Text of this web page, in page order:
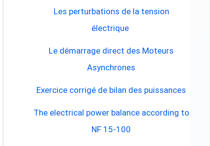
Les perturbations de la tension
électrique
Le démarrage direct des Moteurs
Asynchrones
Exercice corrigé de bilan des puissances
The electrical power balance according to
NF 15-100